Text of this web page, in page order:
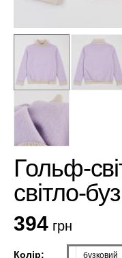
Гольф-
світло-
394 грн
Колір: бузковий